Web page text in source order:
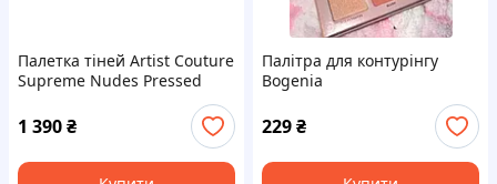
Палетка тіней Artist Couture
Supreme Nudes Pressed
Pigment Eyeshadow Palette
(12 x1.4g)
1 390₴
Палітра для контурінгу
Bogenia
229₴